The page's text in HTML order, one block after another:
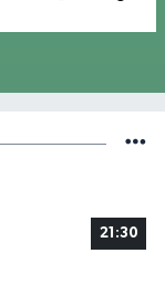
21:30